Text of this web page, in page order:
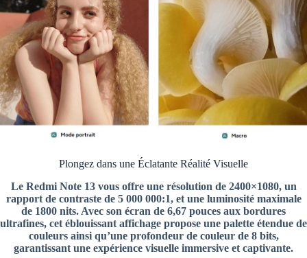
Plongez dans une Éclatante Réalité Visuelle
Le Redmi Note 13 vous offre une résolution de 2400×1080, un
rapport de contraste de 5 000 000:1, et une luminosité maximale
de 1800 nits. Avec son écran de 6,67 pouces aux bordures
ultrafines, cet éblouissant affichage propose une palette étendue de
couleurs ainsi qu’une profondeur de couleur de 8 bits,
garantissant une expérience visuelle immersive et captivante.